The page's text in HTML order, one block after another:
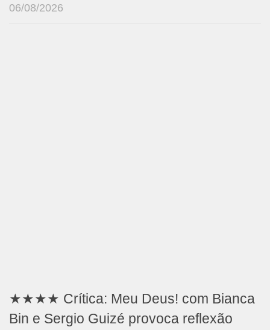
06/08/2026
★★★★ Crítica: Meu Deus! com Bianca
Bin e Sergio Guizé provoca reflexão